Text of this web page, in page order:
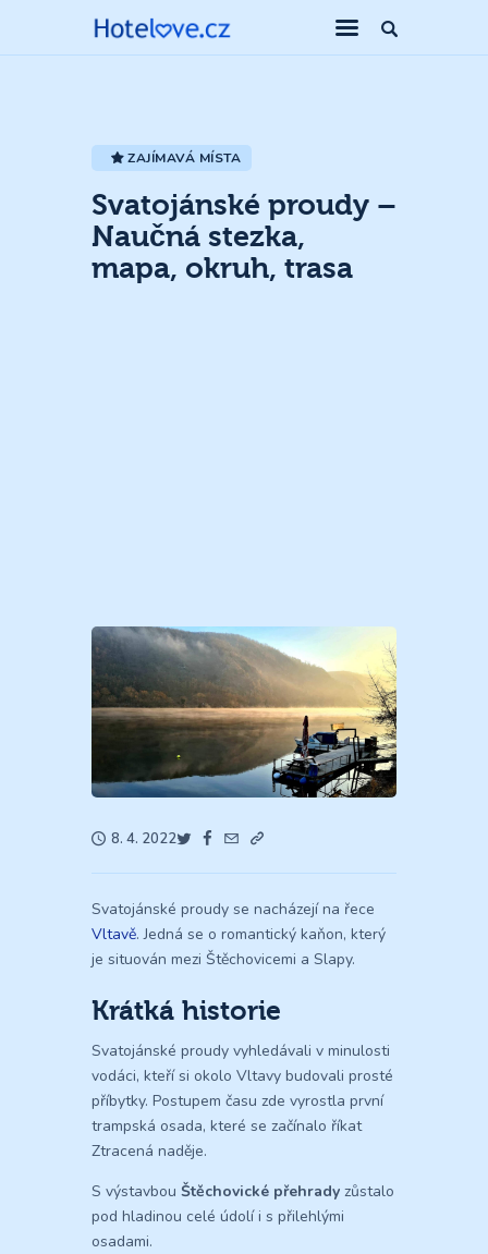
ZAJÍMAVÁ MÍSTA
Svatojánské proudy –
Naučná stezka,
mapa, okruh, trasa
8. 4. 2022
Svatojánské proudy se nacházejí na řece
Vltavě. Jedná se o romantický kaňon, který
je situován mezi Štěchovicemi a Slapy.
Krátká historie
Svatojánské proudy vyhledávali v minulosti
vodáci, kteří si okolo Vltavy budovali prosté
příbytky. Postupem času zde vyrostla první
trampská osada, které se začínalo říkat
Ztracená naděje.
S výstavbou Štěchovické přehrady zůstalo
pod hladinou celé údolí i s přilehlými
osadami.